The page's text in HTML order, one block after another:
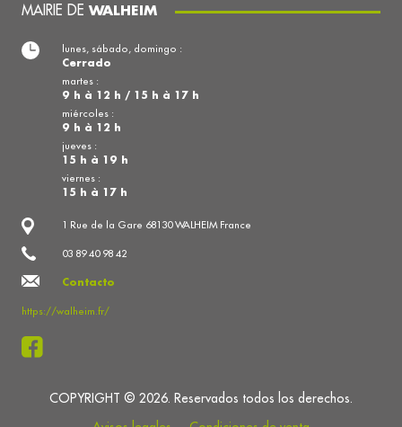
MAIRIE DE WALHEIM
1 Rue de la Gare 68130 WALHEIM France
03 89 40 98 42
Contacto
https://walheim.fr/
lunes, sábado, domingo :
Cerrado
martes :
9 h à 12 h / 15 h à 17 h
miércoles :
9 h à 12 h
jueves :
15 h à 19 h
viernes :
15 h à 17 h
COPYRIGHT © 2026. Reservados todos los derechos.